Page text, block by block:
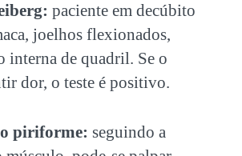
paciente em decúbito
joelhos flexionados,
interna de quadril. Se o
dor, o teste é positivo.
piriforme: seguindo a